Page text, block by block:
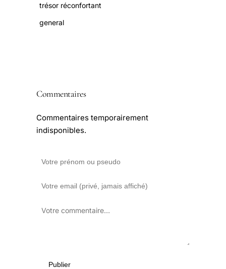
trésor réconfortant
general
Commentaires
Commentaires temporairement
indisponibles.
Publier